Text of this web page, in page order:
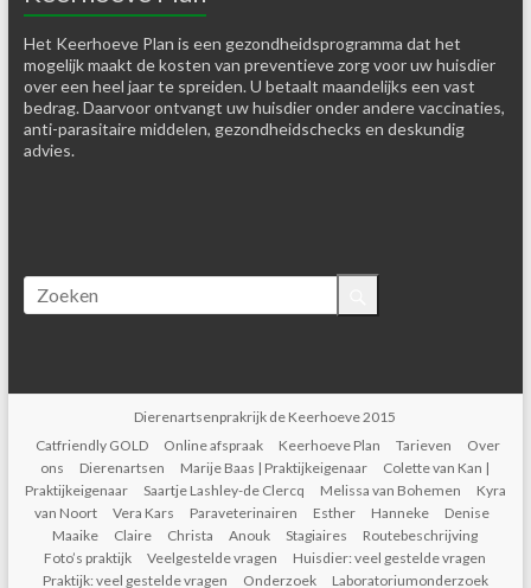
Het Keerhoeve Plan is een gezondheidsprogramma dat het
mogelijk maakt de kosten van preventieve zorg voor uw huisdier
over een heel jaar te spreiden. U betaalt maandelijks een vast
bedrag. Daarvoor ontvangt uw huisdier onder andere vaccinaties,
anti-parasitaire middelen, gezondheidschecks en deskundig
advies.
Dierenartsenprakrijk de Keerhoeve 2015
Catfriendly GOLD
Online afspraak Keerhoeve Plan Tarieven
Over
ons
Dierenartsen Marije Baas | Praktijkeigenaar
Colette van Kan |
Praktijkeigenaar
Saartje Lashley-de Clercq Melissa van Bohemen
Kyra
van Noort
Vera Kars Paraveterinairen Esther Hanneke
Denise
Maaike
Claire Christa Anouk Stagiaires
Routebeschrijving
Foto’s praktijk
Veelgestelde vragen
Huisdier: veel gestelde vragen
Praktijk: veel gestelde vragen
Onderzoek Laboratoriumonderzoek